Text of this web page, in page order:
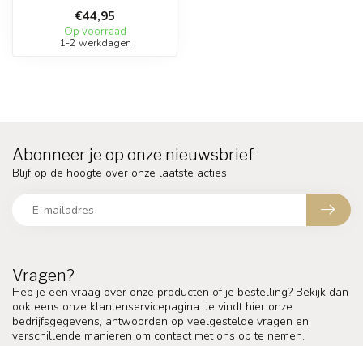
€44,95
Op voorraad
1-2 werkdagen
Vragen?
Heb je een vraag over onze producten of je bestelling? Bekijk dan
ook eens onze klantenservicepagina. Je vindt hier onze
bedrijfsgegevens, antwoorden op veelgestelde vragen en
verschillende manieren om contact met ons op te nemen.
Abonneer je op onze nieuwsbrief
Blijf op de hoogte over onze laatste acties